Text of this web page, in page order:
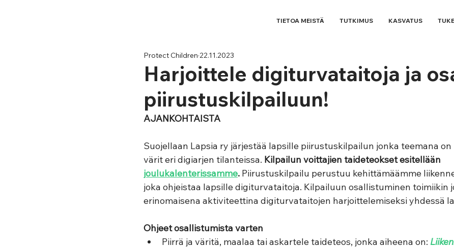
TIETOA MEISTÄ TUTKIMUS KASVATUS
Harjoittele digiturvataitoja ja
piirustuskilpailuun!
Protect Children 22.11.2023
AJANKOHTAISTA
Suojellaan Lapsia ry järjestää lapsille piirustuskilpailun jonka teemana
värit eri digiarjen tilanteissa. Kilpailun voittajien taideteokset esitellään
joulukalenterissamme. Piirustuskilpailu perustuu kehittämäämme
joka ohjeistaa lapsille digiturvataitoja. Kilpailuun osallistuminen toimiikin
erinomaisena aktiviteettina digiturvataitojen harjoittelemiseksi yhdessä
Ohjeet osallistumista varten
Piirrä ja väritä, maalaa tai askartele taideteos, jonka aiheena on: